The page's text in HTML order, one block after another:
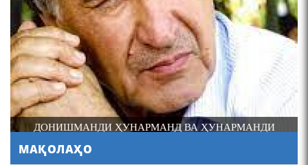
4-уми декабр- зодрӯзи
шоири абадзинда Абулқосим
Лоҳутӣ
ДОНИШМАНДИ ҲУНАРМАНД ВА ҲУНАРМАНДИ
МАҚОЛАҲО